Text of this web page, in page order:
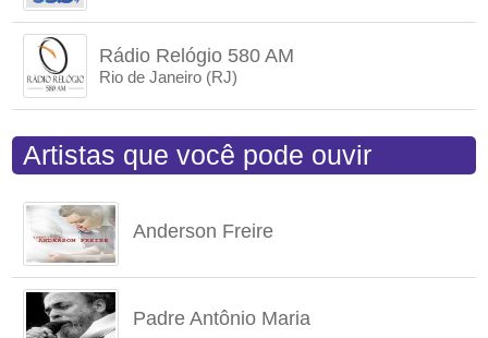
Rádio Relógio 580 AM
Rio de Janeiro (RJ)
Artistas que você pode ouvir
Anderson Freire
Padre Antônio Maria